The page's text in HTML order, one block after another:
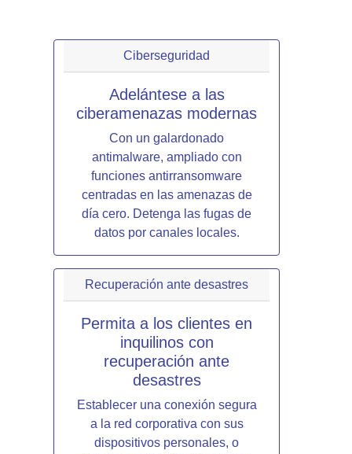
Ciberseguridad
Adelántese a las
ciberamenazas modernas
Con un galardonado
antimalware, ampliado con
funciones antirransomware
centradas en las amenazas de
día cero. Detenga las fugas de
datos por canales locales.
Recuperación ante desastres
Permita a los clientes en
inquilinos con
recuperación ante
desastres
Establecer una conexión segura
a la red corporativa con sus
dispositivos personales, o